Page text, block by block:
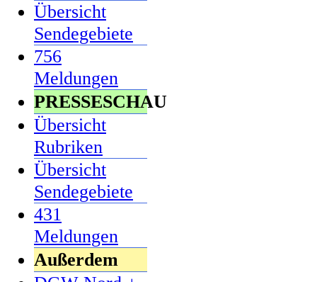
Übersicht
Sendegebiete
756
Meldungen
PRESSESCHAU
Übersicht
Rubriken
Übersicht
Sendegebiete
431
Meldungen
Außerdem